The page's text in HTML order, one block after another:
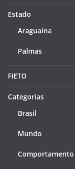
Estado
Araguaína
Palmas
FIETO
Categorias
Brasil
Mundo
Comportamento